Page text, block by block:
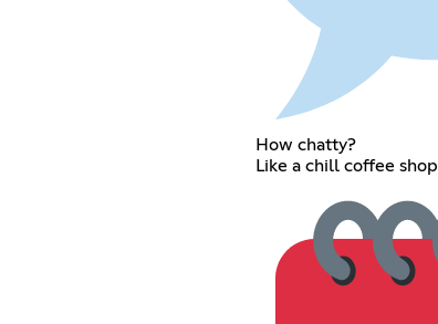
How chatty?
Like a chill coffee shop